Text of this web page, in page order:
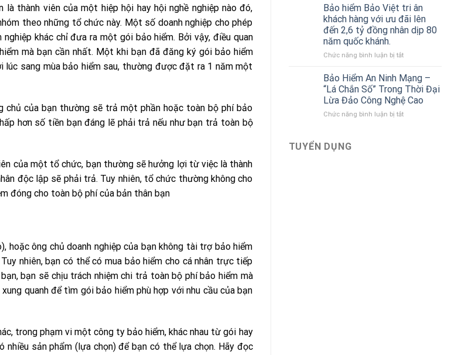
thành viên của một hiệp hội hay hội nghề nghiệp nào đó,
theo những tổ chức này. Một số doanh nghiệp cho phép
khác chỉ đưa ra một gói bảo hiểm. Bởi vậy, điều quan
mà bạn cần nhất. Một khi bạn đã đăng ký gói bảo hiểm
sang mùa bảo hiểm sau, thường được đặt ra 1 năm một
chủ của bạn thường sẽ trả một phần hoặc toàn bộ phí bảo
hơn số tiền bạn đáng lẽ phải trả nếu như bạn trả toàn bộ
của một tổ chức, bạn thường sẽ hưởng lợi từ việc là thành
độc lập sẽ phải trả. Tuy nhiên, tổ chức thường không cho
đóng cho toàn bộ phí của bản thân bạn
hoặc ông chủ doanh nghiệp của bạn không tài trợ bảo hiểm
nhiên, bạn có thể có mua bảo hiểm cho cá nhân trực tiếp
bạn sẽ chịu trách nhiệm chi trả toàn bộ phí bảo hiểm mà
quanh để tìm gói bảo hiểm phù hợp với nhu cầu của bạn
trong phạm vi một công ty bảo hiểm, khác nhau từ gói hay
sản phẩm (lựa chọn) để bạn có thể lựa chọn. Hãy đọc
của
Bảo
hiểm
Bảo
sách
Gara
ô
tô
kết
Bảo
hiểm
Bảo
Việt
mới
Bảo hiểm Bảo Việt tri ân
khách hàng với ưu đãi lên
đến 2,6 tỷ đồng nhân dịp 80
năm quốc khánh.
Chức năng bình luận bị tắtở
hiểm
Bảo
Việt
tri
ân
Bảo Hiểm An Ninh Mạng –
“Lá Chắn Số” Trong Thời Đại
Lừa Đảo Công Nghệ Cao
Chức năng bình luận bị tắtở
TUYỂN DỤNG